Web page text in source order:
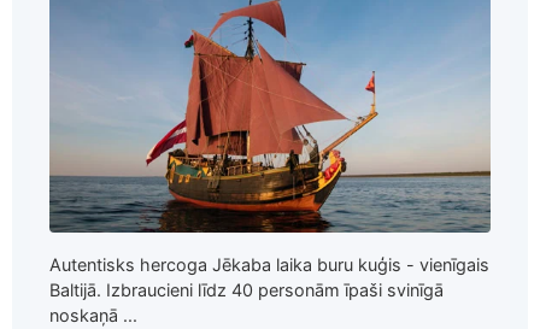
Autentisks hercoga Jēkaba laika buru kuģis - vienīgais
Baltijā. Izbraucieni līdz 40 personām īpaši svinīgā
noskaņā ...